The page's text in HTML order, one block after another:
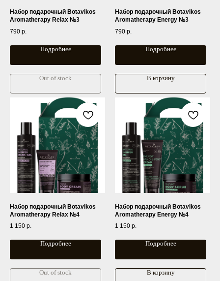
Набор подарочный Botavikos
Aromatherapy Relax №3
790 р.
Подробнее
Out of stock
Набор подарочный Botavikos
Aromatherapy Energy №3
790 р.
Подробнее
В корзину
Набор подарочный Botavikos
Aromatherapy Relax №4
1 150 р.
Подробнее
Out of stock
Набор подарочный Botavikos
Aromatherapy Energy №4
1 150 р.
Подробнее
В корзину